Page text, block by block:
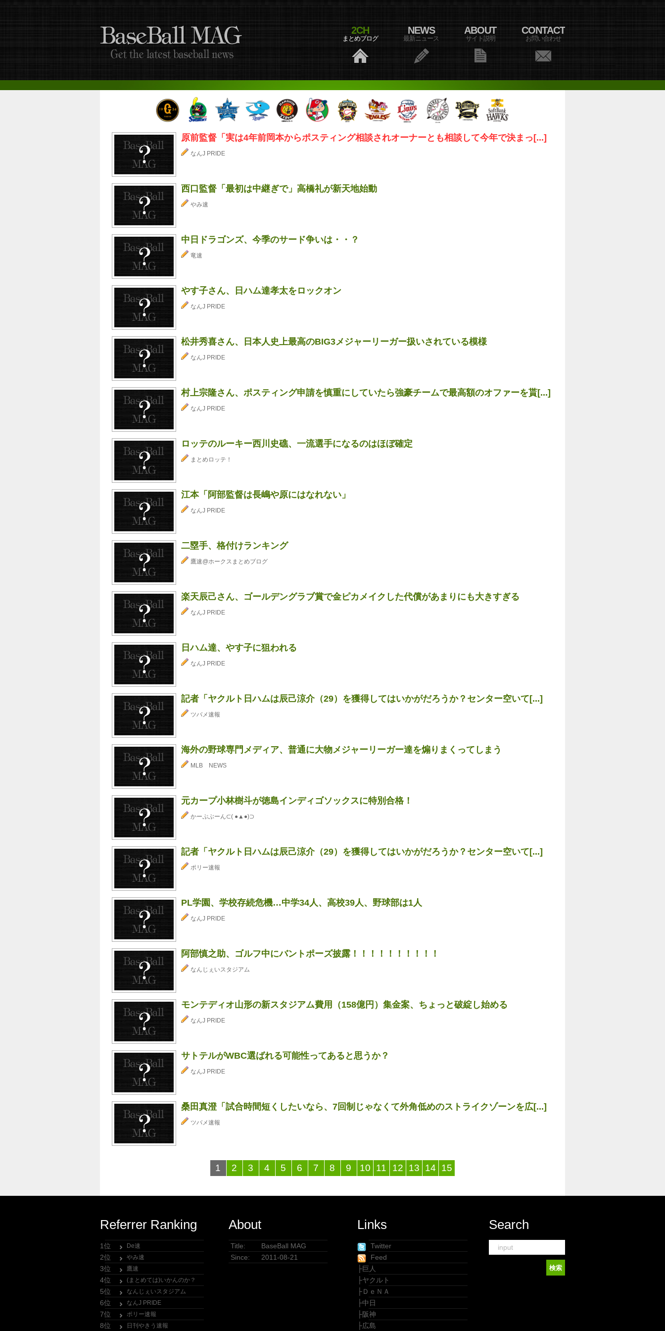
2CH
まとめブログ
NEWS
最新ニュース
ABOUT
サイト説明
CONTACT
お問い合わせ
原前監督「実は4年前岡本からポスティング相談されオーナーとも相談して今年で決まっ[...]
なんJ PRIDE
西口監督「最初は中継ぎで」高橋礼が新天地始動
やみ速
中日ドラゴンズ、今季のサード争いは・・？
竜速
やす子さん、日ハム達孝太をロックオン
なんJ PRIDE
松井秀喜さん、日本人史上最高のBIG3メジャーリーガー扱いされている模様
なんJ PRIDE
村上宗隆さん、ポスティング申請を慎重にしていたら強豪チームで最高額のオファーを貰[...]
なんJ PRIDE
ロッテのルーキー西川史礁、一流選手になるのはほぼ確定
まとめロッテ！
江本「阿部監督は長嶋や原にはなれない」
なんJ PRIDE
二塁手、格付けランキング
鷹速@ホークスまとめブログ
楽天辰己さん、ゴールデングラブ賞で金ピカメイクした代償があまりにも大きすぎる
なんJ PRIDE
日ハム達、やす子に狙われる
なんJ PRIDE
記者「ヤクルト日ハムは辰己涼介（29）を獲得してはいかがだろうか？センター空いて[...]
ツバメ速報
海外の野球専門メディア、普通に大物メジャーリーガー達を煽りまくってしまう
MLB NEWS
元カープ小林樹斗が徳島インディゴソックスに特別合格！
かーぷぶーん⊂( ●▲●)⊃
記者「ヤクルト日ハムは辰己涼介（29）を獲得してはいかがだろうか？センター空いて[...]
ポリー速報
PL学園、学校存続危機…中学34人、高校39人、野球部は1人
なんJ PRIDE
阿部慎之助、ゴルフ中にバントポーズ披露！！！！！！！！！！
なんじぇいスタジアム
モンテディオ山形の新スタジアム費用（158億円）集金案、ちょっと破綻し始める
なんJ PRIDE
サトテルがWBC選ばれる可能性ってあると思うか？
なんJ PRIDE
桑田真澄「試合時間短くしたいなら、7回制じゃなくて外角低めのストライクゾーンを広[...]
ツバメ速報
1 2 3 4 5 6 7 8 9 10 11 12 13 14 15
Referrer Ranking
1位 De速
2位 やみ速
3位 鷹速
4位 (まとめては)いかんのか？
5位 なんじぇいスタジアム
6位 なんJ PRIDE
7位 ポリー速報
8位 日刊やきう速報
About
Title:
BaseBall MAG
Since:
2011-08-21
Links
Twitter
Feed
├巨人
├ヤクルト
├ＤｅＮＡ
├中日
├阪神
├広島
Search